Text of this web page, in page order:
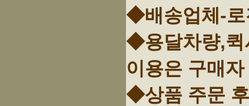
◆배송업체-로
◆용달차량,퀵
이용은 구매
◆상품 주문